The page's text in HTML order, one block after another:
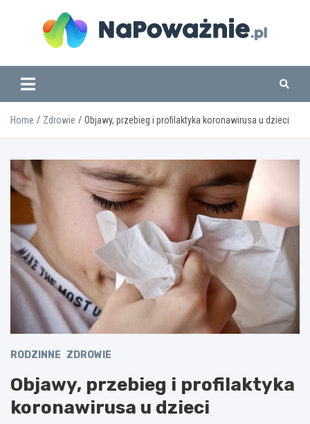
www.napowaznie.pl
Home Zdrowie Objawy, przebieg i profilaktyka koronawirusa u dzieci
RODZINNE ZDROWIE
Objawy, przebieg i profilaktyka
koronawirusa u dzieci